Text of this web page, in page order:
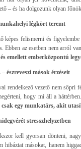
– és ha dolgozunk olyan
légkört teremt
képes felismerni és
Ebben az esetben nem arról
emellett emberközpontú
észreveszi mások érzéseit
rendelkező vezető nem söpri
hogy mi áll a
csak egy munkatárs, akit
stresszhelyzetben
kell gyorsan dönteni,
hibáztat másokat, hanem